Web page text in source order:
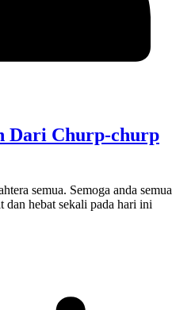
Dari Churp-churp
semua. Semoga anda semua
dan hebat sekali pada hari ini